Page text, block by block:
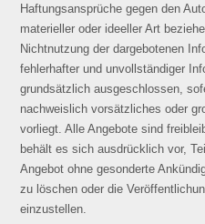
Haftungsansprüche gegen den
materieller oder ideeller Art
Nichtnutzung der dargebotenen
fehlerhafter und unvollständiger
grundsätzlich ausgeschlossen,
nachweislich vorsätzliches oder
vorliegt. Alle Angebote sind
behält es sich ausdrücklich vor,
Angebot ohne gesonderte
zu löschen oder die
einzustellen.